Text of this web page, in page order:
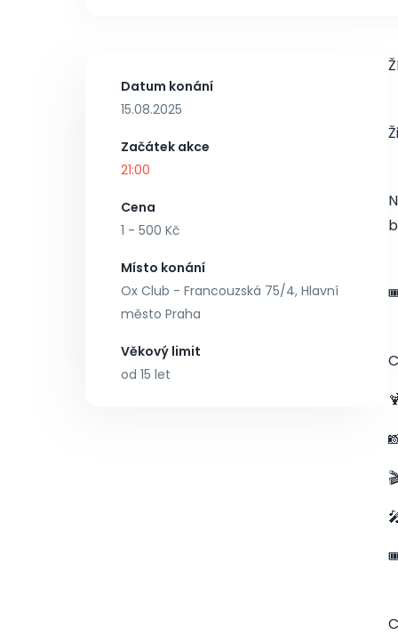
Datum konání
15.08.2025
Začátek akce
21:00
Cena
1 - 500 Kč
Místo konání
Ox Club - Francouzská 75/4, Hlavní
město Praha
Věkový limit
od 15 let